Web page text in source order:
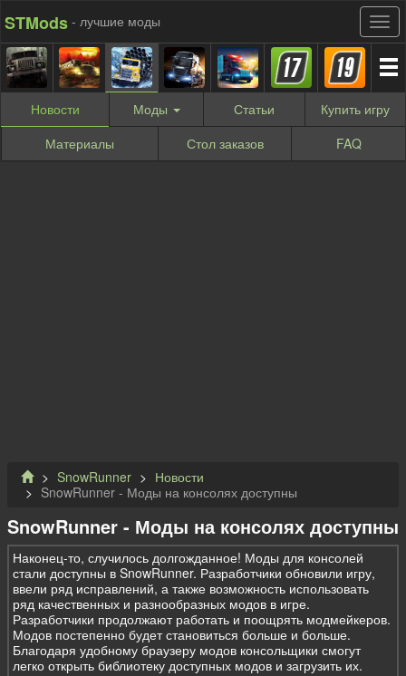
STMods - лучшие моды
Новости Моды Статьи Купить игру
Материалы
Стол заказов FAQ
SnowRunner
Новости
SnowRunner - Моды на консолях доступны
SnowRunner - Моды на консолях доступны
Наконец-то, случилось долгожданное! Моды для консолей
стали доступны в SnowRunner. Разработчики обновили игру,
ввели ряд исправлений, а также возможность использовать
ряд качественных и разнообразных модов в игре.
Разработчики продолжают работать и поощрять модмейкеров.
Модов постепенно будет становиться больше и больше.
Благодаря удобному браузеру модов консольщики смогут
легко открыть библиотеку доступных модов и загрузить их.